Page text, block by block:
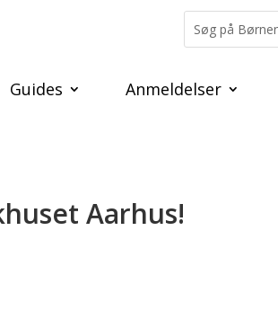
Guides Anmeldelser
Aarhus!